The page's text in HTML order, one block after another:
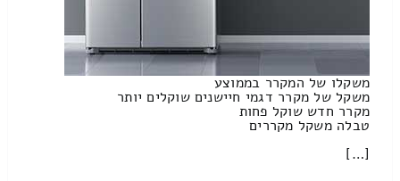
משקלו של המקרר בממוצע
משקל של מקרר דגמי חיישנים שוקלים יותר
מקרר חדש שוקל פחות
טבלה משקל מקררים
[…]